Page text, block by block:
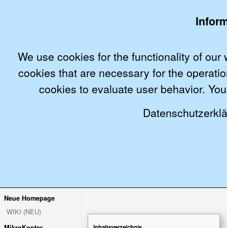
MikroKopter.de Wiki (neuere Version) Wiki SHOP
Neue Homepage
WIKI (NEU)
We use cookies for the functionality of
cookies that are necessary for the
cookies to evaluate user behavior.